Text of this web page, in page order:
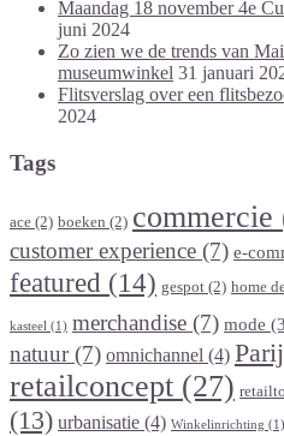
Maandag 18 november 4e
juni 2024
Zo zien we de trends van
museumwinkel 31 januari
Flitsverslag over een
2024
Tags
ace (2) boeken (2) commercie
customer experience (7) e-
featured (14) gespot (2) home
kasteel (1) merchandise (7) mode
natuur(7) omnichannel (4)
retailconcept (27)
(13) urbanisatie (4) Winkelinrichting (1)